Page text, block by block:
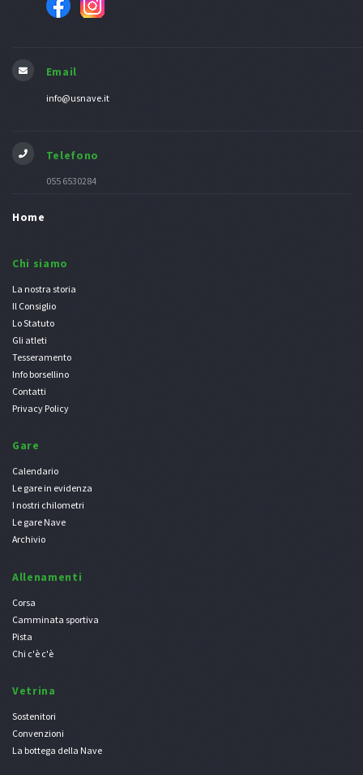
Email
info@usnave.it
Telefono
055 6530284
Home
Chi siamo
La nostra storia
Il Consiglio
Lo Statuto
Gli atleti
Tesseramento
Info borsellino
Contatti
Privacy Policy
Gare
Calendario
Le gare in evidenza
I nostri chilometri
Le gare Nave
Archivio
Allenamenti
Corsa
Camminata sportiva
Pista
Chi c'è c'è
Vetrina
Sostenitori
Convenzioni
La bottega della Nave